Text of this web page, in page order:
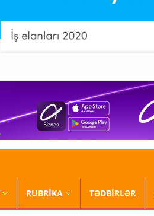
RUBRİKA TƏDBİRLƏR